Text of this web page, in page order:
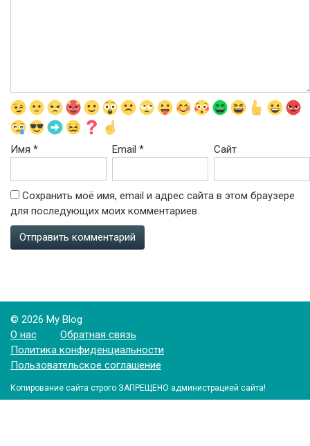
Имя * Email* Сайт
Сохранить моё имя, email и адрес сайта в этом браузере
для последующих моих комментариев.
© 2026 My Blog
О нас
Обратная связь
Политика конфиденциальности
Пользовательское соглашение
Копирование сайта строго ЗАПРЕЩЕНО администрацией сайта!